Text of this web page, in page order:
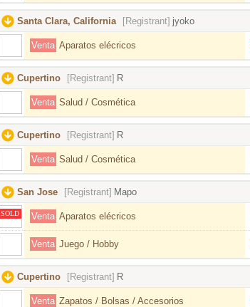
Santa Clara, California [Registrant] jyoko
Venta Aparatos elécricos
Cupertino [Registrant] R
Venta Salud / Cosmética
Cupertino [Registrant] R
Venta Salud / Cosmética
San Jose [Registrant] Mapo
SOLD Venta Aparatos elécricos
Venta Juego / Hobby
Cupertino [Registrant] R
Venta Zapatos / Bolsas / Accesorios